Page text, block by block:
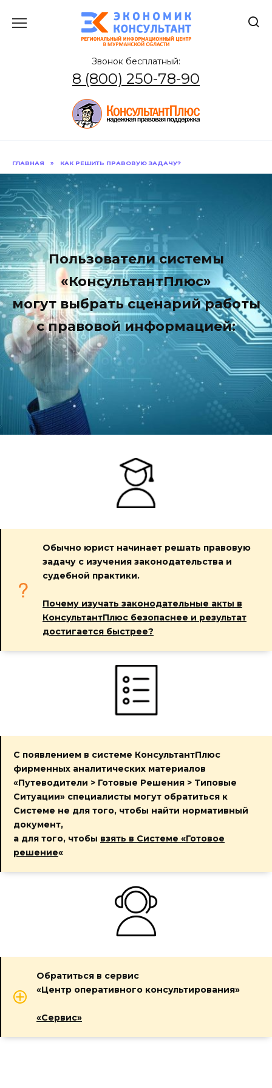
содержанию
Звонок бесплатный:
8 (800) 250-78-90
ГЛАВНАЯ » КАК РЕШИТЬ ПРАВОВУЮ ЗАДАЧУ?
Пользователи системы
«КонсультантПлюс»
могут выбрать сценарий работы
с правовой информацией:
Обычно юрист начинает решать правовую
задачу с изучения законодательства и
судебной практики.
Почему изучать законодательные акты в
КонсультантПлюс безопаснее и результат
достигается быстрее?
С появлением в системе КонсультантПлюс
фирменных аналитических материалов
«Путеводители > Готовые Решения > Типовые
Ситуации» специалисты могут обратиться к
Системе не для того, чтобы найти нормативный
документ,
а для того, чтобы взять в Системе «Готовое
решение«
Обратиться в сервис
«Центр оперативного консультирования»
«Сервис»